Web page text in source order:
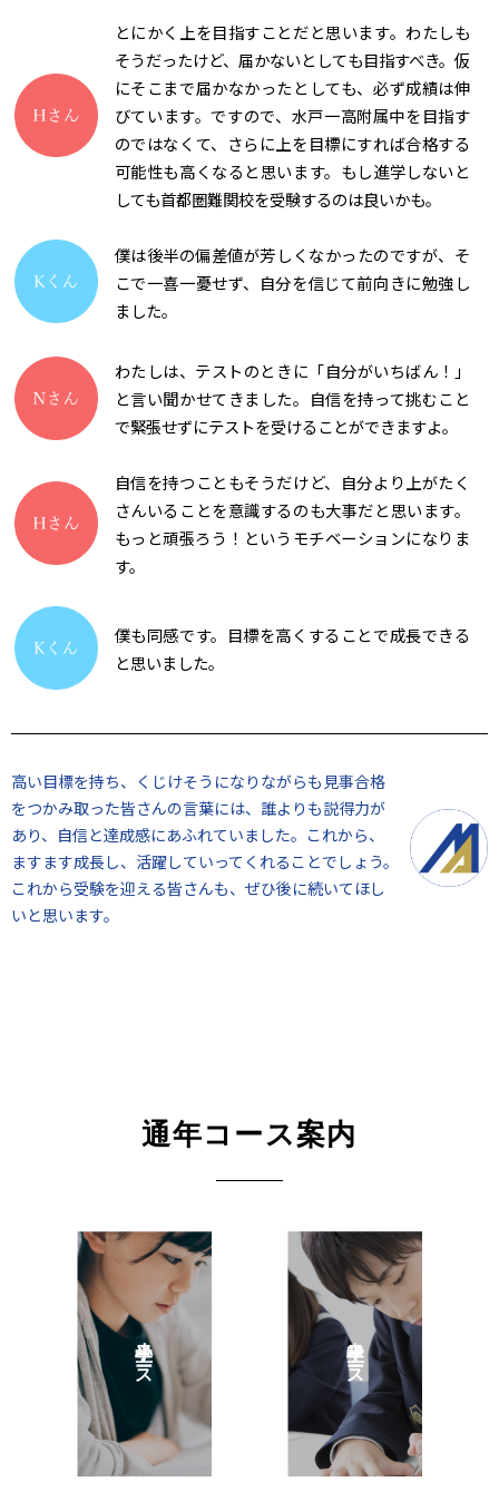
とにかく上を目指すことだと思います。わたしも
そうだったけど、届かないとしても目指すべき。仮
にそこまで届かなかったとしても、必ず成績は伸
びています。ですので、水戸一高附属中を目指す
のではなくて、さらに上を目標にすれば合格する
可能性も高くなると思います。もし進学しないと
しても首都圏難関校を受験するのは良いかも。
僕は後半の偏差値が芳しくなかったのですが、そ
こで一喜一憂せず、自分を信じて前向きに勉強し
ました。
わたしは、テストのときに「自分がいちばん！」
と言い聞かせてきました。自信を持って挑むこと
で緊張せずにテストを受けることができますよ。
自信を持つこともそうだけど、自分より上がたく
さんいることを意識するのも大事だと思います。
もっと頑張ろう！というモチベーションになりま
す。
僕も同感です。目標を高くすることで成長できる
と思いました。
高い目標を持ち、くじけそうになりながらも見事合格
をつかみ取った皆さんの言葉には、誰よりも説得力が
あり、自信と達成感にあふれていました。これから、
ますます成長し、活躍していってくれることでしょう。
これから受験を迎える皆さんも、ぜひ後に続いてほし
いと思います。
通年コース案内
小学生コース 中学生コース